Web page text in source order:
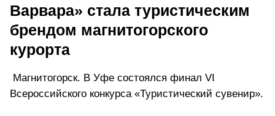
Варвара» стала туристическим
брендом магнитогорского
курорта
Магнитогорск. В Уфе состоялся финал VI
Всероссийского конкурса «Туристический сувенир».